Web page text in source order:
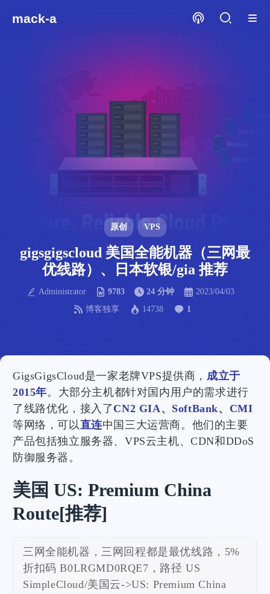
mack-a
原创 VPS
gigsgigscloud 美国全能机器（三网最
优线路）、日本软银/gia 推荐
Administrator 9783 24 分钟
2023/04/03
博客独享
14738 1
GigsGigsCloud是一家老牌VPS提供商， 成立于
2015年。大部分主机都针对国内用户的需求进行
了线路优化，接入了CN2 GIA、SoftBank、CMI
等网络，可以直连中国三大运营商。他们的主要
产品包括独立服务器、VPS云主机、CDN和DDoS
防御服务器。
美国 US: Premium China
Route[推荐]
三网全能机器，三网回程都是最优线路，5%
折扣码 B0LRGMD0RQE7，路径 US
SimpleCloud/美国云->US: Premium China